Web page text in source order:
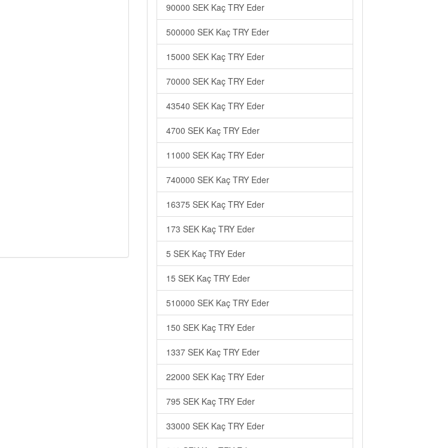
90000 SEK Kaç TRY Eder
500000 SEK Kaç TRY Eder
15000 SEK Kaç TRY Eder
70000 SEK Kaç TRY Eder
43540 SEK Kaç TRY Eder
4700 SEK Kaç TRY Eder
11000 SEK Kaç TRY Eder
740000 SEK Kaç TRY Eder
16375 SEK Kaç TRY Eder
173 SEK Kaç TRY Eder
5 SEK Kaç TRY Eder
15 SEK Kaç TRY Eder
510000 SEK Kaç TRY Eder
150 SEK Kaç TRY Eder
1337 SEK Kaç TRY Eder
22000 SEK Kaç TRY Eder
795 SEK Kaç TRY Eder
33000 SEK Kaç TRY Eder